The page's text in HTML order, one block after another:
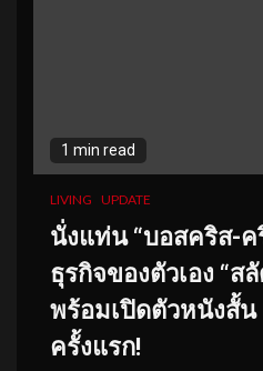
1 min read
LIVING UPDATE
นั่งแท่น “บอสคริส-ค
ธุรกิจของตัวเอง “ส
พร้อมเปิดตัวหนังสั้น
ครั้งแรก!